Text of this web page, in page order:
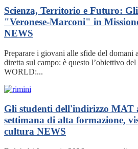
Scienza, Territorio e Futuro:
"Veronese-Marconi" in
NEWS
Preparare i giovani alle sfide del domani
diretta sul campo: è questo l’obiettivo
WORLD:...
Gli studenti dell'indirizzo MAT
settimana di alta formazione,
cultura NEWS